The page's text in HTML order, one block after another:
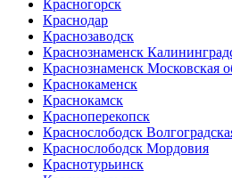
Красногорск
Краснодар
Краснозаводск
Краснознаменск
Краснознаменск Московская
Краснокаменск
Краснокамск
Красноперекопск
Краснослободск
Краснослободск Мордовия
Краснотурьинск